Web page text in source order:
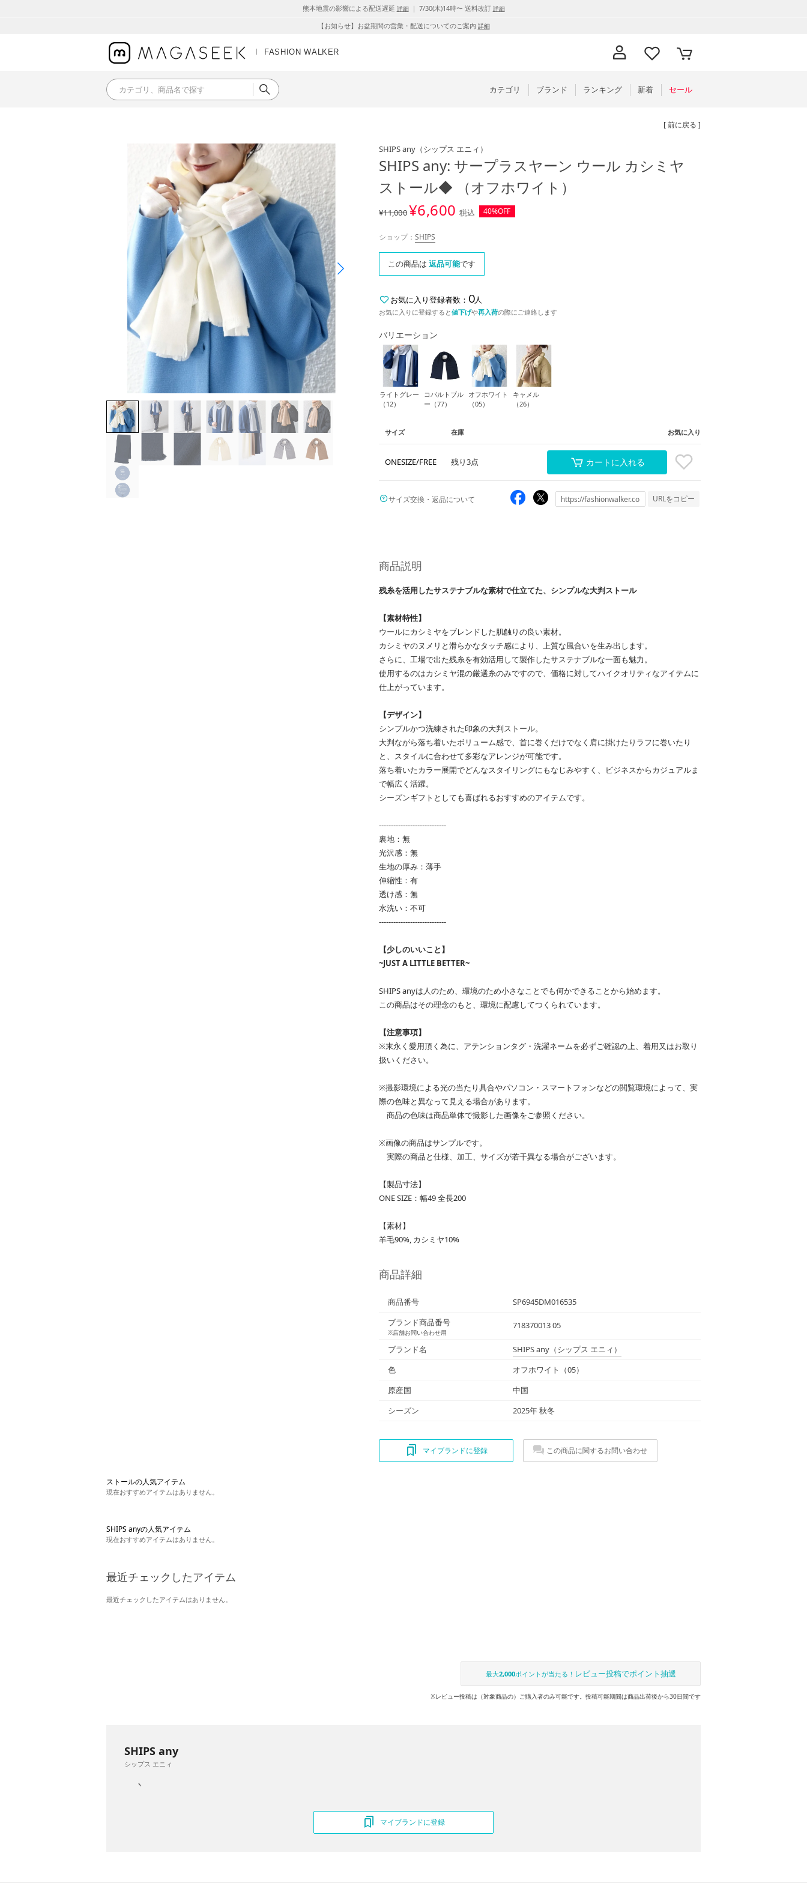
熊本地震の影響による配送遅延 詳細｜ 7/30(木)14時〜 送料改訂 詳細
【お知らせ】お盆期間の営業・配送についてのご案内 詳細
FASHION WALKER
カテゴリ ブランド ランキング 新着 セール
[ 前に戻る ]
SHIPS any （シップス エニィ）
SHIPS any: サープラスヤーン ウール カシミヤ
ストール◆ （オフホワイト）
¥11,000¥6,600 税込 40%OFF
ショップ： SHIPS
この商品は 返品可能です
お気に入り登録者数： 0人
お気に入りに登録すると値下げや再入荷の際にご連絡します
バリエーション
ライトグレー
（12）
コバルトブル
ー（77）
オフホワイト
（05）
キャメル
（26）
サイズ 在庫 お気に入り
ONESIZE/FREE 残り3点 カートに入れる
サイズ交換・返品について URLをコピー
商品説明
残糸を活用したサステナブルな素材で仕立てた、シンプルな大判ストール
【素材特性】
ウールにカシミヤをブレンドした肌触りの良い素材。
カシミヤのヌメリと滑らかなタッチ感により、上質な風合いを生み出します。
さらに、工場で出た残糸を有効活用して製作したサステナブルな一面も魅力。
使用するのはカシミヤ混の厳選糸のみですので、価格に対してハイクオリティなアイテムに
仕上がっています。
【デザイン】
シンプルかつ洗練された印象の大判ストール。
大判ながら落ち着いたボリューム感で、首に巻くだけでなく肩に掛けたりラフに巻いたり
と、スタイルに合わせて多彩なアレンジが可能です。
落ち着いたカラー展開でどんなスタイリングにもなじみやすく、ビジネスからカジュアルま
で幅広く活躍。
シーズンギフトとしても喜ばれるおすすめのアイテムです。
----------------------------
裏地：無
光沢感：無
生地の厚み：薄手
伸縮性：有
透け感：無
水洗い：不可
----------------------------
【少しのいいこと】
~JUST A LITTLE BETTER~
SHIPS anyは人のため、環境のため小さなことでも何かできることから始めます。
この商品はその理念のもと、環境に配慮してつくられています。
【注意事項】
※末永く愛用頂く為に、アテンションタグ・洗濯ネームを必ずご確認の上、着用又はお取り
扱いください。
※撮影環境による光の当たり具合やパソコン・スマートフォンなどの閲覧環境によって、実
際の色味と異なって見える場合があります。
商品の色味は商品単体で撮影した画像をご参照ください。
※画像の商品はサンプルです。
実際の商品と仕様、加工、サイズが若干異なる場合がございます。
【製品寸法】
ONE SIZE：幅49 全長200
【素材】
羊毛90%, カシミヤ10%
商品詳細
商品番号
SP6945DM016535
ブランド商品番号
※店舗お問い合わせ用
718370013 05
ブランド名 SHIPS any （シップス エニィ）
色
オフホワイト（05）
原産国
中国
シーズン
2025年 秋冬
マイブランドに登録 この商品に関するお問い合わせ
ストールの人気アイテム
現在おすすめアイテムはありません。
SHIPS anyの人気アイテム
現在おすすめアイテムはありません。
最近チェックしたアイテム
最近チェックしたアイテムはありません。
最大2,000ポイントが当たる！ レビュー投稿でポイント抽選
※レビュー投稿は（対象商品の）ご購入者のみ可能です。投稿可能期間は商品出荷後から30日間です
SHIPS any
シップス エニィ
マイブランドに登録